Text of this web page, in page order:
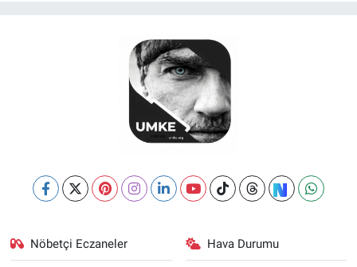
Nöbetçi Eczaneler Hava Durumu